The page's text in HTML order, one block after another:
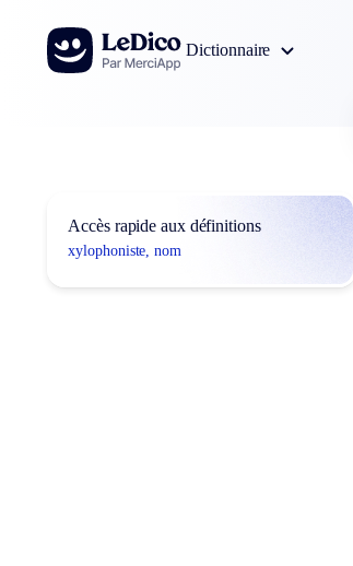
Aller au contenu
Dictionnaire
Accès rapide aux définitions
xylophoniste, nom